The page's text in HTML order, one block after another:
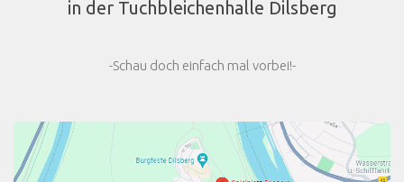
in der Tuchbleichenhalle Dilsberg
-Schau doch einfach mal vorbei!-